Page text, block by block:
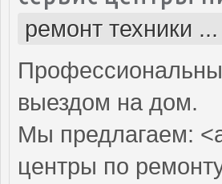
ремонт техники
выездом на дом.
Мы предлагаем:
центры по